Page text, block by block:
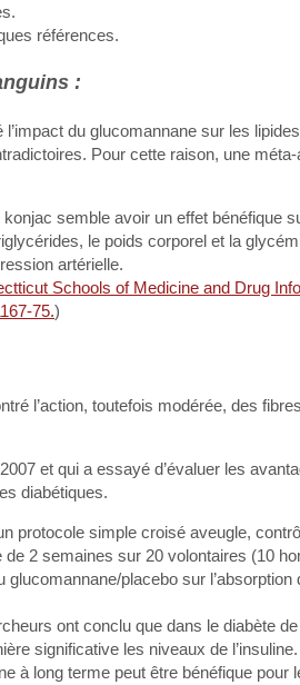
références.
:
du glucomannane sur les
Pour cette raison, une
semble avoir un effet bénéfique
le poids corporel et la
artérielle.
Schools of Medicine and Drug
75.)
l’action, toutefois modérée, des
et qui a essayé d’évaluer les
diabétiques.
protocole simple croisé aveugle,
2 semaines sur 20 volontaires (10
glucomannane/placebo sur
ont conclu que dans le diabète
significative les niveaux de l’insuline.
à long terme peut être bénéfique